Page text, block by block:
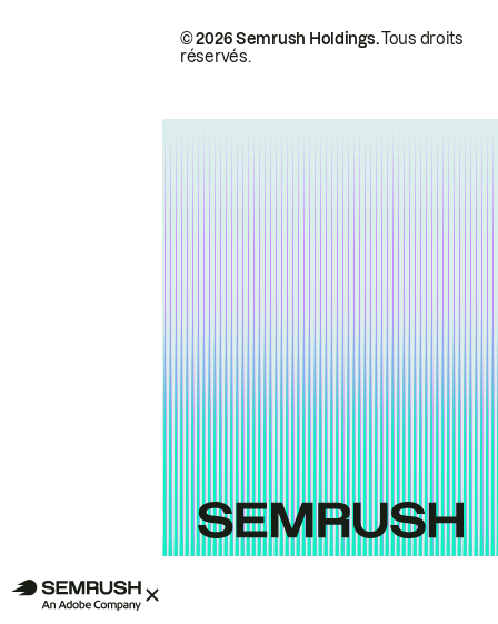
© 2026 Semrush Holdings.Tous droits
réservés.